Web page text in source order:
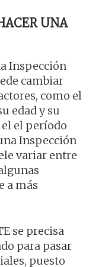
UNA
Inspección
cambiar
como el
edad y su
el período
Inspección
variar entre
a más
se precisa
para pasar
puesto